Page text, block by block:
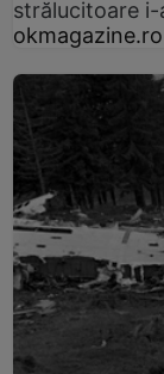
strălucitoare
okmagazine.ro